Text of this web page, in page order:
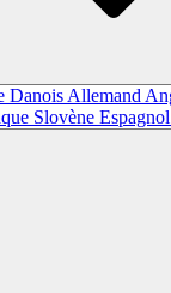
Danois Allemand
Slovène Espagnol